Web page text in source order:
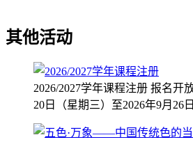
其他活动
2026/2027学年课程注册 报名开
20日（星期三）至2026年9月26